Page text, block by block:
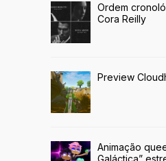
Ordem
Cora Reilly
Preview
Animação
Galáctica”